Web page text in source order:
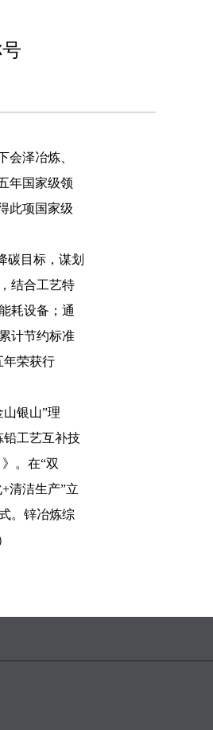
会泽冶炼、
年国家级领
此项国家级
碳目标，谋划
结合工艺特
耗设备；通
计节约标准
年荣获行
银山”理
铅工艺互补技
。在“双
清洁生产”立
。锌冶炼综